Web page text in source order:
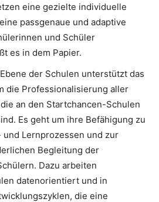
eine gezielte individuelle
passgenaue und adaptive
und Schüler
es in dem Papier.
der Schulen unterstützt das
die Professionalisierung aller
an den Startchancen-Schulen
Es geht um ihre Befähigung zu
Lernprozessen und zur
Begleitung der
Dazu arbeiten
datenorientiert und in
die eine